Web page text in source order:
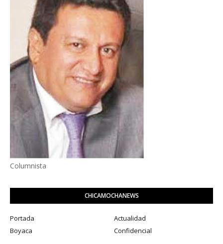
Columnista
CHICAMOCHANEWS
Portada
Actualidad
Boyaca
Confidencial